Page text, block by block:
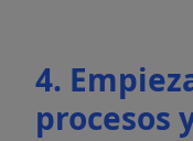
4.
procesos